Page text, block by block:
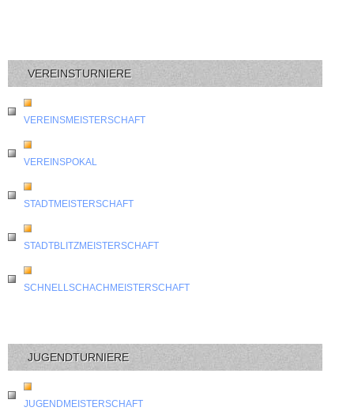
VEREINSTURNIERE
VEREINSMEISTERSCHAFT
VEREINSPOKAL
STADTMEISTERSCHAFT
STADTBLITZMEISTERSCHAFT
SCHNELLSCHACHMEISTERSCHAFT
JUGENDTURNIERE
JUGENDMEISTERSCHAFT